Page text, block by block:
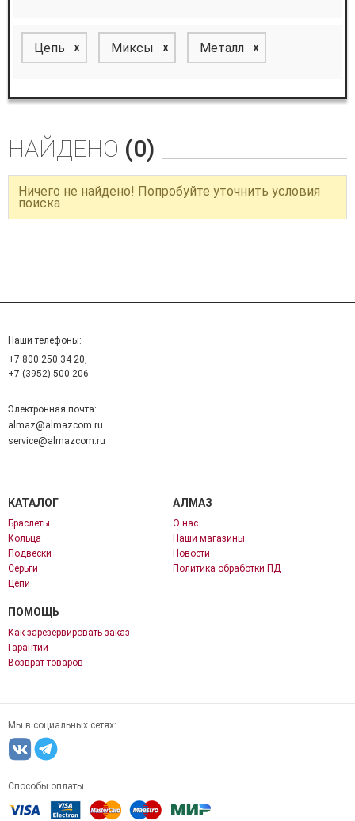
Цепь x Миксы x Металл x
НАЙДЕНО (0)
Ничего не найдено! Попробуйте уточнить условия
поиска
Наши телефоны:
+7 800 250 34 20,
+7 (3952) 500-206
Электронная почта:
almaz@almazcom.ru
service@almazcom.ru
КАТАЛОГ
Браслеты
Кольца
Подвески
Серьги
Цепи
АЛМАЗ
О нас
Наши магазины
Новости
Политика обработки ПД
ПОМОЩЬ
Как зарезервировать заказ
Гарантии
Возврат товаров
Мы в социальных сетях:
Способы оплаты